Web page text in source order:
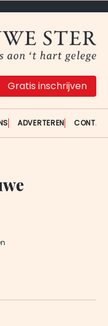
Gratis inschrijven
ADVERTEREN